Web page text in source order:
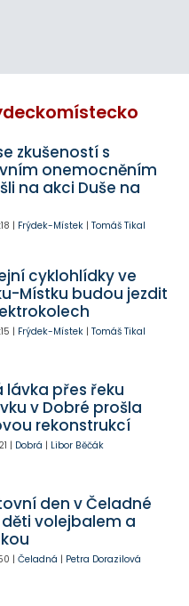
zkušeností s
onemocněním
na akci Duše na
| Frýdek-Místek| Tomáš Tikal
cyklohlídky ve
Místku budou jezdit
| Frýdek-Místek| Tomáš Tikal
lávka přes řeku
v Dobré prošla
rekonstrukcí
| Dobrá | Libor Běčák
den v Čeladné
volejbalem a
| Čeladná | Petra Dorazilová